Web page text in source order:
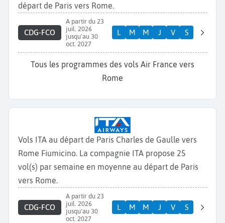
départ de Paris vers Rome.
CDG-FCO
A partir du 23
juil. 2026
jusqu'au 30
oct. 2027
L M M J V S
Tous les programmes des vols Air France vers
Rome
Vols ITA au départ de Paris Charles de Gaulle vers
Rome Fiumicino. La compagnie ITA propose 25
vol(s) par semaine en moyenne au départ de Paris
vers Rome.
CDG-FCO
A partir du 23
juil. 2026
jusqu'au 30
oct. 2027
L M M J V S